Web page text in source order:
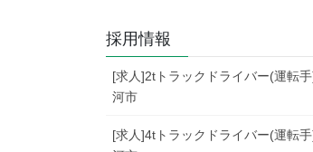
採用情報
[求人]2tトラックドライバー(運転
河市
[求人]4tトラックドライバー(運転